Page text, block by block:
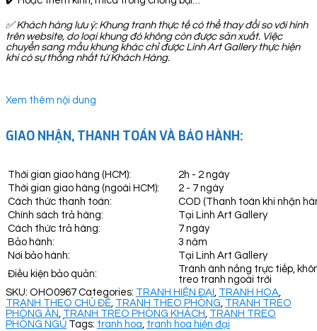
✅Khách hàng lưu ý: Khung tranh thực tế có thể thay đổi so với hình
trên website, do loại khung đó không còn được sản xuất. Việc
chuyển sang mẫu khung khác chỉ được Linh Art Gallery thực hiện
khi có sự thống nhất từ Khách Hàng.
Xem thêm nội dung
GIAO NHẬN, THANH TOÁN VÀ BẢO HÀNH:
Thời gian giao hàng (HCM):
2h - 2 ngày
Thời gian giao hàng (ngoài HCM):
2 - 7 ngày
Cách thức thanh toán:
COD (Thanh toán khi nhận
Chính sách trả hàng:
Tại Linh Art Gallery
Cách thức trả hàng:
7 ngày
Bảo hành:
3 năm
Nơi bảo hành:
Tại Linh Art Gallery
Điều kiện bảo quản:
Tránh ánh nắng trực tiếp,
treo tranh ngoài trời
SKU: OHO0967 Categories: TRANH HIỆN ĐẠI , TRANH HOA,
TRANH THEO CHỦ ĐỀ, TRANH THEO PHÒNG, TRANH TREO
PHÒNG ĂN, TRANH TREO PHÒNG KHÁCH, TRANH TREO
PHÒNG NGỦ Tags: tranh hoa, tranh hoa hiện đại